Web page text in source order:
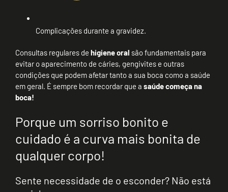
Complicações durante a gravidez.
Consultas regulares de higiene oral são fundamentais para
evitar o aparecimento de cáries, gengivites e outras
condições que podem afetar tanto a sua boca como a saúde
em geral. É sempre bom recordar que a saúde começa na
boca!
Porque um sorriso bonito e
cuidado é a curva mais bonita de
qualquer corpo!
Sente necessidade de o esconder? Não está